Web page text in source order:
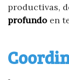
productivas,
profundo en